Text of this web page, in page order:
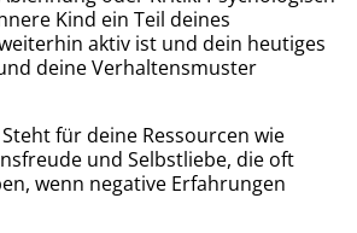
Kind ein Teil deines
aktiv ist und dein heutiges
deine Verhaltensmuster
Steht für deine Ressourcen wie
und Selbstliebe, die oft
wenn negative Erfahrungen